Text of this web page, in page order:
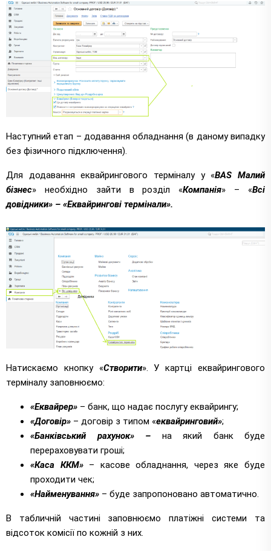
Наступний етап – додавання обладнання (в даному випадку
без фізичного підключення).
Для додавання еквайрингового терміналу у «BAS Малий
бізнес» необхідно зайти в розділ «Компанія» – «Всі
довідники» – «Еквайрингові термінали».
Натискаємо кнопку «Створити». У картці еквайрингового
терміналу заповнюємо:
«Еквайрер» – банк, що надає послугу еквайрингу;
«Договір» – договір з типом «еквайринговий»;
«Банківський рахунок» – на який банк буде
перераховувати гроші;
«Каса ККМ»– касове обладнання, через яке буде
проходити чек;
«Найменування» – буде запропоновано автоматично.
В табличній частині заповнюємо платіжні системи та
відсоток комісії по кожній з них.